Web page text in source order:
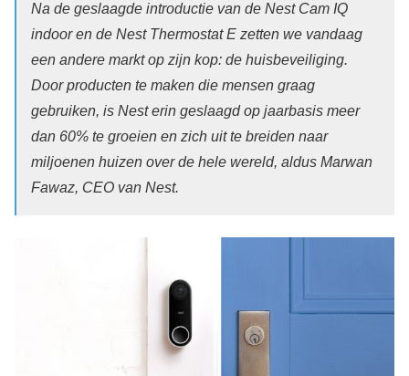
Na de geslaagde introductie van de Nest Cam IQ
indoor en de Nest Thermostat E zetten we vandaag
een andere markt op zijn kop: de huisbeveiliging.
Door producten te maken die mensen graag
gebruiken, is Nest erin geslaagd op jaarbasis meer
dan 60% te groeien en zich uit te breiden naar
miljoenen huizen over de hele wereld, aldus Marwan
Fawaz, CEO van Nest.